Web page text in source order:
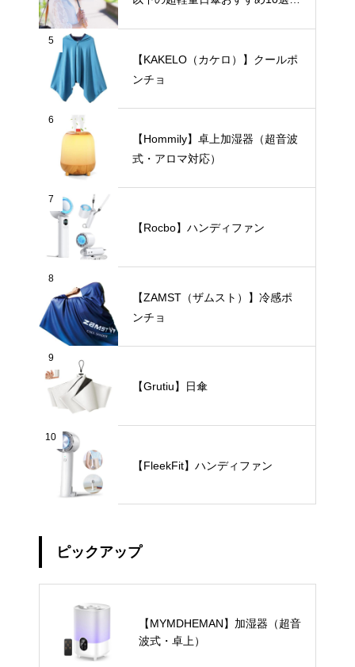
5
【KAKELO（カケロ）】クールポ
ンチョ
6
【Hommily】卓上加湿器（超音波
式・アロマ対応）
7
【Rocbo】ハンディファン
8
【ZAMST（ザムスト）】冷感ポ
ンチョ
9
【Grutiu】日傘
10
【FleekFit】ハンディファン
ピックアップ
【MYMDHEMAN】加湿器（超音
波式・卓上）